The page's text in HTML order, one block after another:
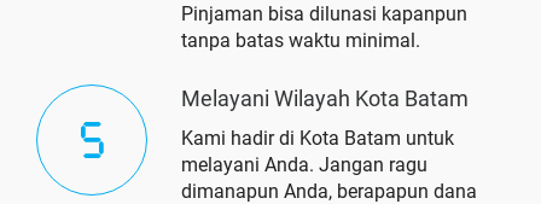
Pinjaman bisa dilunasi kapanpun
tanpa batas waktu minimal.
Melayani Wilayah Kota Batam
Kami hadir di Kota Batam untuk
melayani Anda. Jangan ragu
dimanapun Anda, berapapun dana